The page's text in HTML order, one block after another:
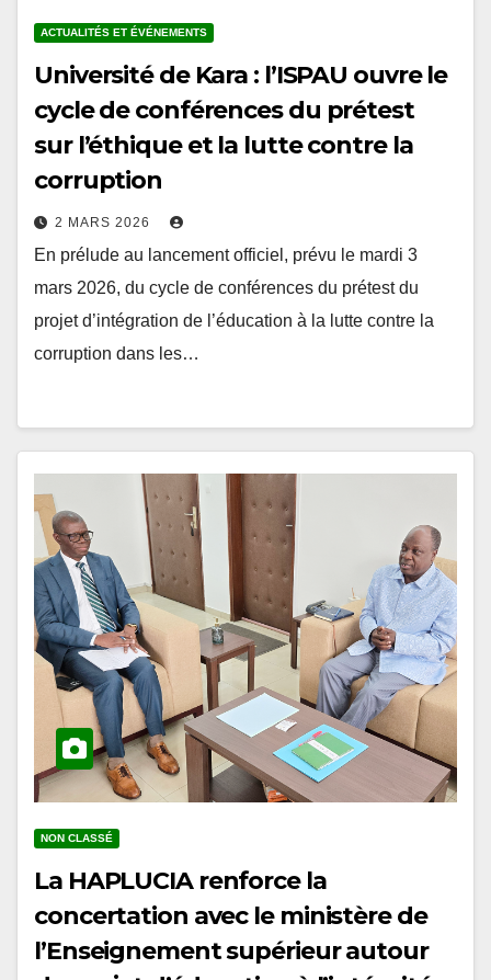
Université de Kara : l’ISPAU ouvre le
cycle de conférences du prétest
sur l’éthique et la lutte contre la
corruption
2 MARS 2026
En prélude au lancement officiel, prévu le mardi 3
mars 2026, du cycle de conférences du prétest du
projet d’intégration de l’éducation à la lutte contre la
corruption dans les…
La HAPLUCIA renforce la
concertation avec le ministère de
l’Enseignement supérieur autour
du projet d’éducation à l’intégrité